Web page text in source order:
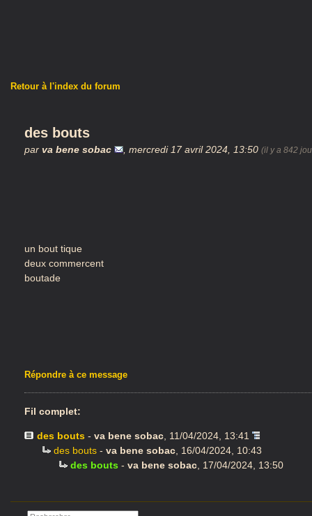
Retour à l'index du forum
des bouts
par va bene sobac mercredi 17 avril 2024, 13:50 (il y a 842
un bout tique
deux commercent
boutade
Répondre à ce message
Fil complet:
des bouts - va bene sobac 11/04/2024, 13:41
des bouts - va bene sobac 16/04/2024, 10:43
des bouts - va bene sobac 17/04/2024, 13:50